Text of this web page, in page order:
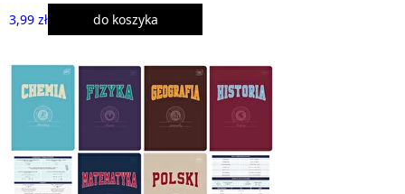
3,99 zł do koszyka